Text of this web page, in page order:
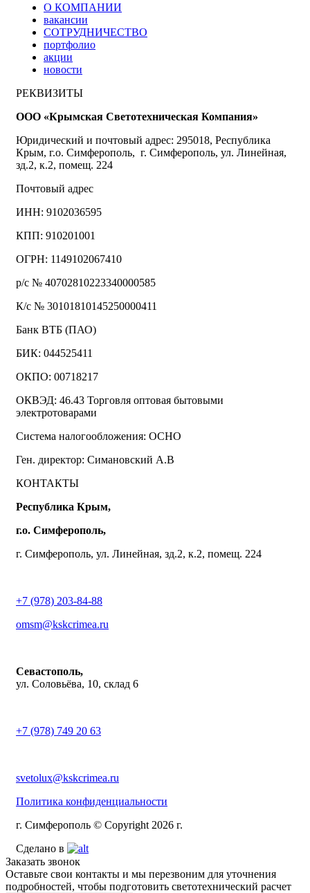
О КОМПАНИИ
вакансии
СОТРУДНИЧЕСТВО
портфолио
акции
новости
РЕКВИЗИТЫ
ООО «Крымская Светотехническая Компания»
Юридический и почтовый адрес: 295018, Республика
Крым, г.о. Симферополь, г. Симферополь, ул. Линейная,
зд.2, к.2, помещ. 224
Почтовый адрес
ИНН: 9102036595
КПП: 910201001
ОГРН: 1149102067410
р/с № 40702810223340000585
К/с № 30101810145250000411
Банк ВТБ (ПАО)
БИК: 044525411
ОКПО: 00718217
ОКВЭД: 46.43 Торговля оптовая бытовыми
электротоварами
Система налогообложения: ОСНО
Ген. директор: Симановский А.В
КОНТАКТЫ
Республика Крым,
г.о. Симферополь,
г. Симферополь, ул. Линейная, зд.2, к.2, помещ. 224
+7 (978) 203-84-88
omsm@kskcrimea.ru
Севастополь,
ул. Соловьёва, 10, склад 6
+7 (978) 749 20 63
svetolux@kskcrimea.ru
Политика конфиденциальности
г. Симферополь © Copyright 2026 г.
Сделано в
Заказать звонок
Оставьте свои контакты и мы перезвоним для уточнения
подробностей, чтобы подготовить светотехнический расчет